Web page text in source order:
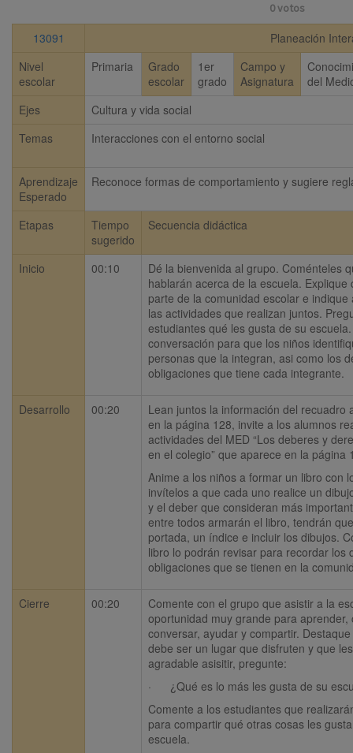
0votos
13091
Planeación
Nivel
escolar
Primaria
Grado
escolar
1er
grado
Campo y
Asignatura
del
Ejes
Cultura y vida social
Temas
Interacciones con el entorno social
Aprendizaje
Esperado
Reconoce formas de comportamiento y sugiere
Etapas
Tiempo
sugerido
Secuencia didáctica
Inicio 00:10
Dé la bienvenida al grupo. Coménteles
hablarán acerca de la escuela.
parte de la comunidad escolar e indique
las actividades que realizan juntos.
estudiantes qué les gusta de su
conversación para que los niños
personas que la integran, asi como los
obligaciones que tiene cada integrante.
Desarrollo 00:20
Lean juntos la información del recuadro
en la página 128, invite a los alumnos
actividades del MED “Los deberes y
en el colegio” que aparece en la página
Anime a los niños a formar un libro con
invítelos a que cada uno realice un
y el deber que consideran más
entre todos armarán el libro, tendrán
portada, un índice e incluir los dibujos.
libro lo podrán revisar para recordar los
obligaciones que se tienen en la
Cierre 00:20
Comente con el grupo que asistir a la
oportunidad muy grande para aprender,
conversar, ayudar y compartir.
debe ser un lugar que disfruten y que
agradable asisitir, pregunte:
·      ¿Qué es lo más les gusta de su
Comente a los estudiantes que
para compartir qué otras cosas les
escuela.